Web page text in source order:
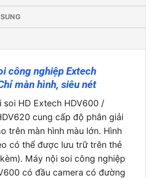
công nghiệp Extech
màn hình, siêu nét
soi HD Extech HDV600 /
cung cấp độ phân giải
trên màn hình màu lớn. Hình
có thể được lưu trữ trên thẻ
Máy nội soi công nghiệp
có đầu camera có đường